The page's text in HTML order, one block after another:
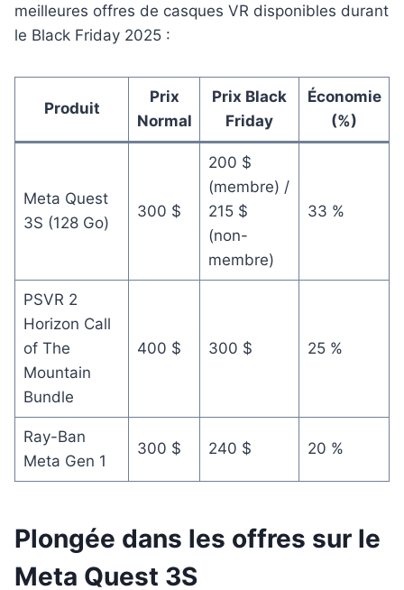
meilleures offres de casques VR disponibles durant
le Black Friday 2025 :
Produit
Prix
Normal
Prix Black
Friday
Économie
(%)
Meta Quest
3S (128 Go)
300 $
200 $
(membre) /
215 $
(non-
membre)
33 %
PSVR 2
Horizon Call
of The
Mountain
Bundle
400 $ 300 $ 25 %
Ray-Ban
Meta Gen 1
300 $ 240 $ 20 %
Plongée dans les offres sur le
Meta Quest 3S